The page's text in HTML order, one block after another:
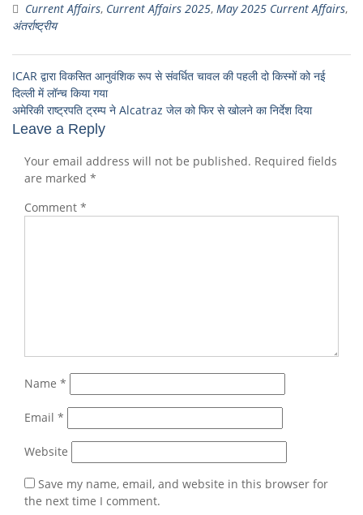
Current Affairs, Current Affairs 2025, May 2025 Current Affairs,
अंतर्राष्ट्रीय
ICAR द्वारा विकसित आनुवंशिक रूप से संवर्धित चावल की पहली दो किस्मों को नई
दिल्ली में लॉन्च किया गया
अमेरिकी राष्ट्रपति ट्रम्प ने Alcatraz जेल को फिर से खोलने का निर्देश दिया
Leave a Reply
Your email address will not be published. Required fields
are marked *
Comment *
Name *
Email *
Website
Save my name, email, and website in this browser for
the next time I comment.